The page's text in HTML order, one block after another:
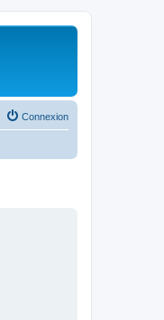
Connexion